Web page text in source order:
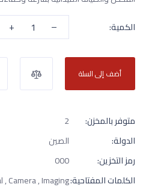
الكمية:
–
+
أضف إلى السلة
متوفر بالمخزن:
2
الدولة:
الصين
رمز التخزين:
000
الكلمات المفتاحية:, Camera , Imaging